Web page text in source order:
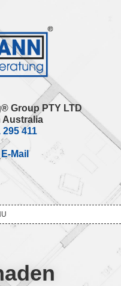
Group PTY LTD
Australia
295 411
Mail